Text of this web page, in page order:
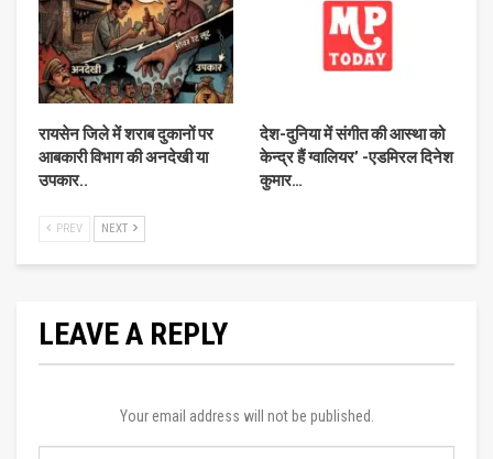
रायसेन जिले में शराब दुकानों पर
आबकारी विभाग की अनदेखी या
उपकार..
देश-दुनिया में संगीत की आस्‍था को
केन्‍द्र हैं ग्‍वालियर’ -एडमिरल दिनेश
कुमार…
PREV NEXT
LEAVE A REPLY
Your email address will not be published.